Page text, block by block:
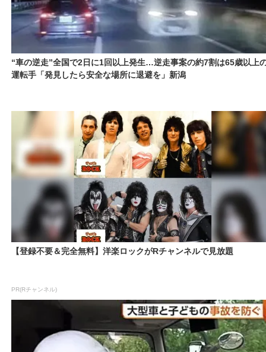
“車の逆走”全国で2日に1回以上発生…逆走事案の約7割は65歳以上
運転手「発見したら安全な場所に退避を」新潟
【登録不要＆完全無料】洋楽ロックがRチャンネルで見放題
PR(Rチャンネル)